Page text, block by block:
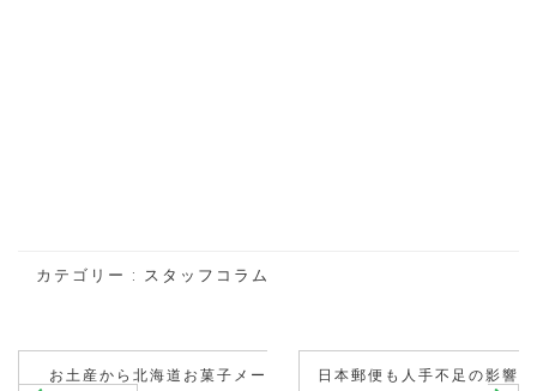
カテゴリー : スタッフコラム
投お土産から北海道お菓子メー
日本郵便も人手不足の影響